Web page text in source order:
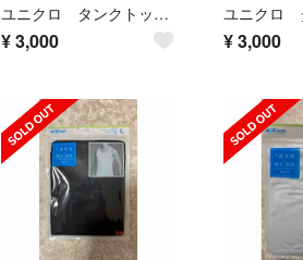
ユニクロ タンクトップ12枚セット
¥3,000 ¥3,000